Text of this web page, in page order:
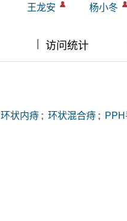
王龙安 杨小冬
|| 访问统计
环状内痔 ; 环状混合痔 ;